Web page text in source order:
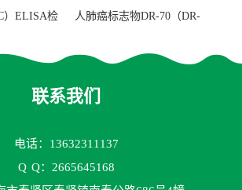
）ELISA检
人肺癌标志物DR-70（DR-
联系我们
电话：13632311137
Q Q：2665645168